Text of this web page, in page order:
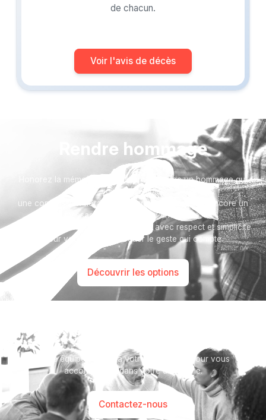
de chacun.
Voir l'avis de décès
Rendre hommage
Honorez la mémoire de votre proche avec un hommage qui
vous ressemble :
une composition florale, une plaque, un arbre, ou encore un
message accompagné d'une photo.
Toutes nos options sont présentées avec respect et simplicité
pour vous aider à marquer le geste qui compte.
Découvrir les options
Notre équipe se tient à votre disposition pour vous
accompagner dans votre démarche.
Contactez-nous